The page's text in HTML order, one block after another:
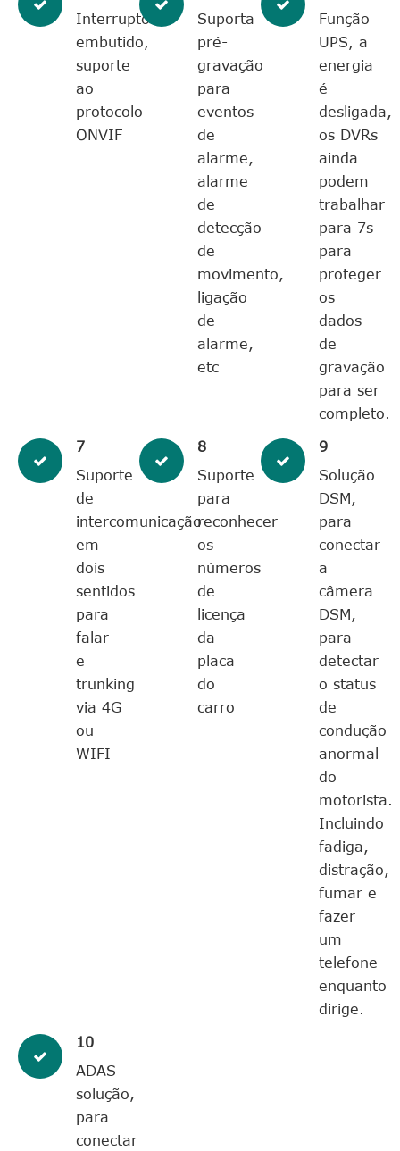
Interruptor
embutido,
suporte
ao
protocolo
ONVIF
Suporta
pré-
gravação
para
eventos
de
alarme,
alarme
de
detecção
de
movimento,
ligação
de
alarme,
etc
Função
UPS, a
energia
é
desligada,
os DVRs
ainda
podem
trabalhar
para 7s
para
proteger
os
dados
de
gravação
para ser
completo.
7
Suporte
de
intercomunicação
em
dois
sentidos
para
falar
e
trunking
via 4G
ou
WIFI
8
Suporte
para
reconhecer
os
números
de
licença
da
placa
do
carro
9
Solução
DSM,
para
conectar
a
câmera
DSM,
para
detectar
o status
de
condução
anormal
do
motorista.
Incluindo
fadiga,
distração,
fumar e
fazer
um
telefone
enquanto
dirige.
10
ADAS
solução,
para
conectar